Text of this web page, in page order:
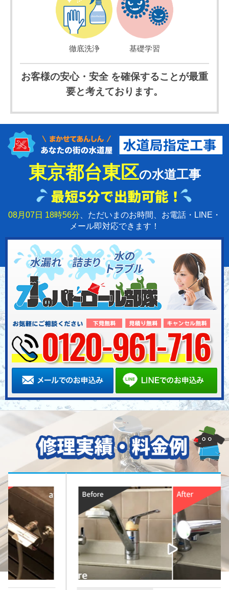
徹底洗浄 基礎学習
お客様の安心・安全 を確保することが最重
要と考えております。
東京都台東区の水道工事
08月07日 18時56分 、ただいまのお時間、お電話・LINE・
メール即対応できます！